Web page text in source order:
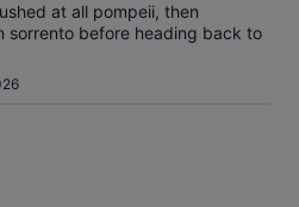
at all pompeii, then
sorrento before heading back to